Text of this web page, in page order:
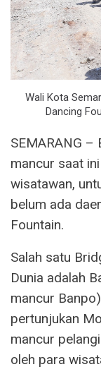
Wali Kota
Dancing
SEMARANG –
mancur saat
wisatawan,
belum ada
Fountain.
Salah satu
Dunia adalah
mancur
pertunjukan
mancur
oleh para